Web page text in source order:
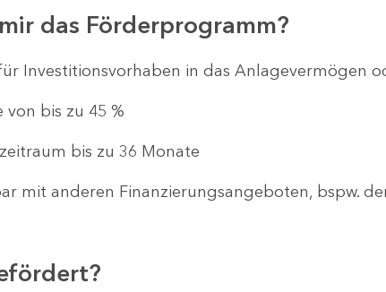
das Förderprogramm?
Investitionsvorhaben in das Anlagevermögen
von bis zu 45 %
bis zu 36 Monate
mit anderen Finanzierungsangeboten, bspw.